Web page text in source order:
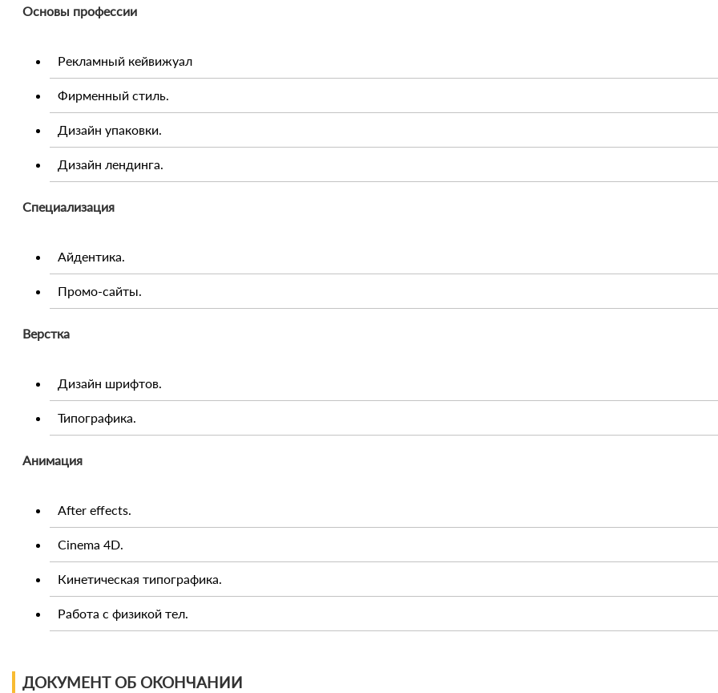
Основы профессии
Рекламный кейвижуал
Фирменный стиль.
Дизайн упаковки.
Дизайн лендинга.
Специализация
Айдентика.
Промо-сайты.
Верстка
Дизайн шрифтов.
Типографика.
Анимация
After effects.
Cinema 4D.
Кинетическая типографика.
Работа с физикой тел.
ДОКУМЕНТ ОБ ОКОНЧАНИИ